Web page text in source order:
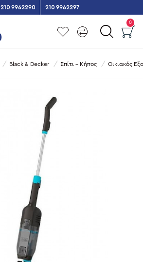
210 9962290 210 9962297
0
Black & Decker Σπίτι - Κήπος Οικιακός